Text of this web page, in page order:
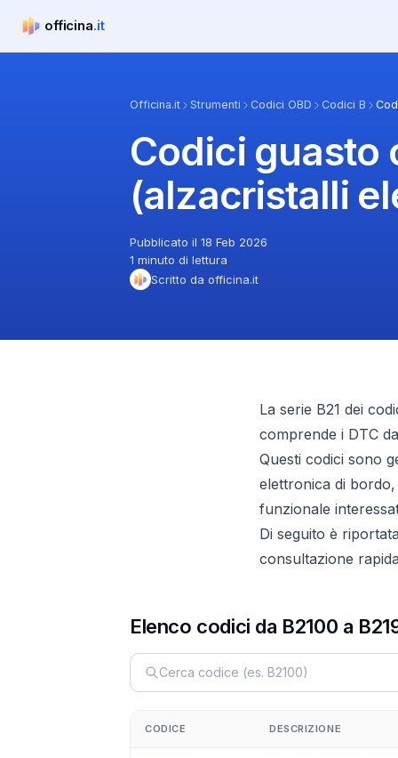
officina.it
officina.it
Officina.it Strumenti Codici OBD Codici B
Codici guasto
(alzacristalli
Pubblicato il 18 Feb 2026
1 minuto di lettura
Scritto da officina.it
La serie B21 dei
comprende i DTC
Questi codici sono
elettronica di
funzionale
Di seguito è
consultazione
Elenco codici da B2100 a
CODICE DESCRIZIONE